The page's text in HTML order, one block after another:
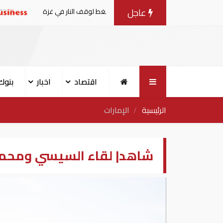
عاجل
مع إسرائيل.. وأمريكا تضغط لوقف النار في غزة البنك
اقتصاد اخبار
الرئيسية
الإمارات
شاهد| لقاء السيسي